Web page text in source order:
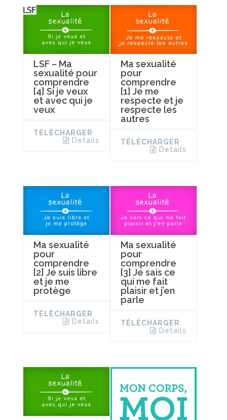
LSF – Ma
sexualité pour
comprendre
[4] Si je veux
et avec qui je
veux
TÉLÉCHARGER
Details
Ma sexualité
pour
comprendre
[1] Je me
respecte et je
respecte les
autres
TÉLÉCHARGER
Details
Ma sexualité
pour
comprendre
[2] Je suis libre
et je me
protège
TÉLÉCHARGER
Details
Ma sexualité
pour
comprendre
[3] Je sais ce
qui me fait
plaisir et j’en
parle
TÉLÉCHARGER
Details